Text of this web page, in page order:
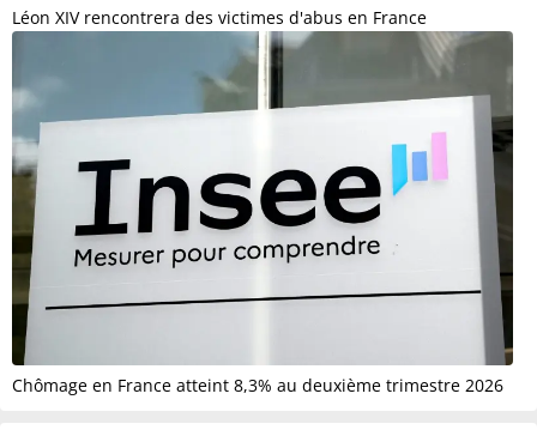
Léon XIV rencontrera des victimes d'abus en France
Chômage en France atteint 8,3% au deuxième trimestre 2026